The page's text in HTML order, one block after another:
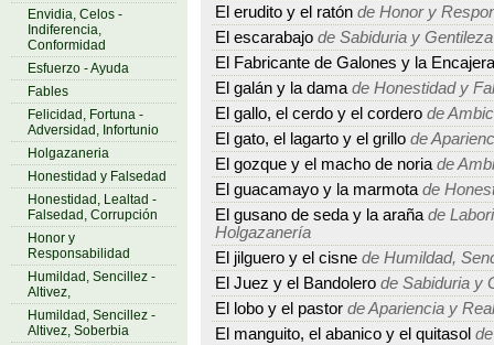
Envidia, Celos -
Indiferencia,
Conformidad
Esfuerzo - Ayuda
Fables
Felicidad, Fortuna -
Adversidad, Infortunio
Holgazaneria
Honestidad y Falsedad
Honestidad, Lealtad -
Falsedad, Corrupción
Honor y
Responsabilidad
Humildad, Sencillez -
Altivez,
Humildad, Sencillez -
Altivez, Soberbia
El erudito y el ratón de Honor y
El escarabajo de Sabiduria y Gentileza
El Fabricante de Galones y la
El galán y la dama de Honestidad y
El gallo, el cerdo y el cordero de
El gato, el lagarto y el grillo de
El gozque y el macho de noria de
El guacamayo y la marmota de
El gusano de seda y la araña de
Holgazanería
El jilguero y el cisne de Humildad,
El Juez y el Bandolero de Sabiduria y
El lobo y el pastor de Apariencia y
El manguito, el abanico y el quitasol